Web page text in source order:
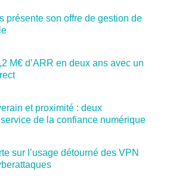
présente son offre de gestion de
M€ d’ARR en deux ans avec un
et proximité : deux
de la confiance numérique
sur l’usage détourné des VPN